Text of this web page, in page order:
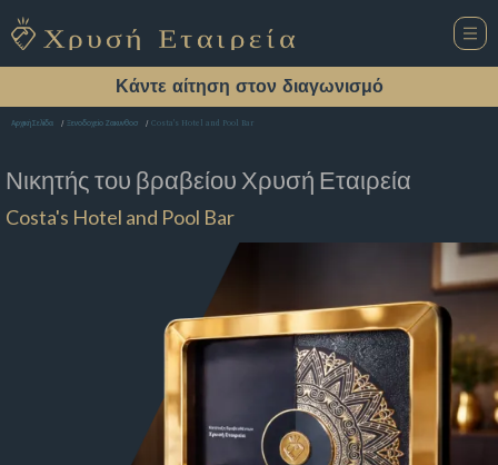
Κάντε αίτηση στον διαγωνισμό
Αρχική Σελίδα Ξενοδοχείο Ζακυνθοσ Costa's Hotel and Pool Bar
Νικητής του βραβείου Χρυσή Εταιρεία
Costa's Hotel and Pool Bar